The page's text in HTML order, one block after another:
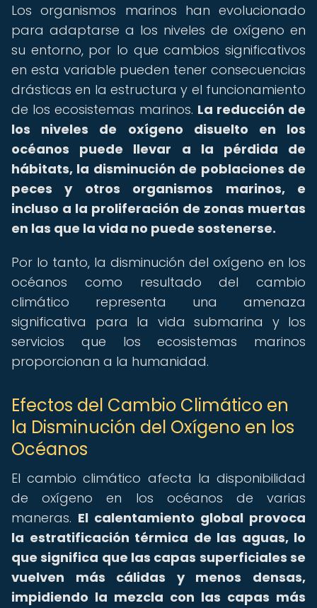
Los organismos marinos han evolucionado
para adaptarse a los niveles de oxígeno en
su entorno, por lo que cambios significativos
en esta variable pueden tener consecuencias
drásticas en la estructura y el funcionamiento
de los ecosistemas marinos. La reducción de
los niveles de oxígeno disuelto en los
océanos puede llevar a la pérdida de
hábitats, la disminución de poblaciones de
peces y otros organismos marinos, e
incluso a la proliferación de zonas muertas
en las que la vida no puede sostenerse.
Por lo tanto, la disminución del oxígeno en los
océanos como resultado del cambio
climático representa una amenaza
significativa para la vida submarina y los
servicios que los ecosistemas marinos
proporcionan a la humanidad.
Efectos del Cambio Climático en
la Disminución del Oxígeno en los
Océanos
El cambio climático afecta la disponibilidad
de oxígeno en los océanos de varias
maneras. El calentamiento global provoca
la estratificación térmica de las aguas, lo
que significa que las capas superficiales se
vuelven más cálidas y menos densas,
impidiendo la mezcla con las capas más